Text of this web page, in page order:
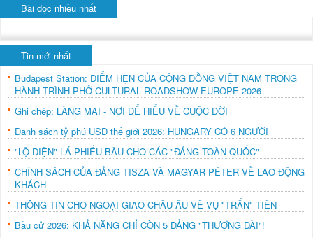
Bài đọc nhiều nhất
Tin mới nhất
Budapest Station: ĐIỂM HẸN CỦA CỘNG ĐỒNG VIỆT NAM TRONG
HÀNH TRÌNH PHỞ CULTURAL ROADSHOW EUROPE 2026
Ghi chép: LÀNG MAI - NƠI ĐỂ HIỂU VỀ CUỘC ĐỜI
Danh sách tỷ phú USD thế giới 2026: HUNGARY CÓ 6 NGƯỜI
"LỘ DIỆN" LÁ PHIẾU BẦU CHO CÁC "ĐẢNG TOÀN QUỐC"
CHÍNH SÁCH CỦA ĐẢNG TISZA VÀ MAGYAR PÉTER VỀ LAO ĐỘNG
KHÁCH
THÔNG TIN CHO NGOẠI GIAO CHÂU ÂU VỀ VỤ "TRẤN" TIỀN
Bầu cử 2026: KHẢ NĂNG CHỈ CÒN 5 ĐẢNG "THƯỢNG ĐÀI"!